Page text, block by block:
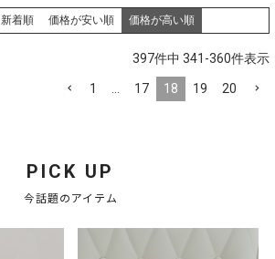
新着順 価格が安い順 価格が高い順
397件中 341 -360件表示
1 … 17 18 19 20
PICK UP
今話題のアイテム